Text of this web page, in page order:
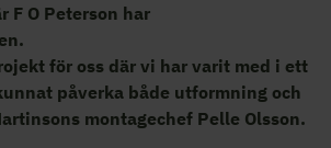
F O Peterson har
för oss där vi har varit med i ett
påverka både utformning och
montagechef Pelle Olsson.